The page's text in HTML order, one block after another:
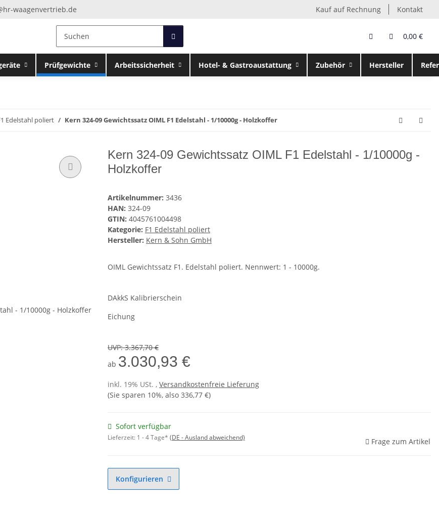
Kauf auf Rechnung Kontakt
waagenvertrieb.de
0,00 €
Prüfgewichte Arbeitssicherheit Hotel- & Gastroaustattung Zubehör Hersteller
Edelstahl poliert Kern 324-09 Gewichtssatz OIML F1 Edelstahl - 1/10000g - Holzkoffer
Kern 324-09 Gewichtssatz OIML F1 Edelstahl - 1/10000g -
Holzkoffer
Artikelnummer: 3436
HAN: 324-09
GTIN: 4045761004498
Kategorie: F1 Edelstahl poliert
Hersteller: Kern & Sohn GmbH
OIML Gewichtssatz F1. Edelstahl poliert. Nennwert: 1 - 10000g.
DAkkS Kalibrierschein
Eichung
UVP:3.367,70 €
ab 3.030,93 €
inkl. 19% USt. , Versandkostenfreie Lieferung
(Sie sparen 10%, also 336,77 €)
Sofort verfügbar
Lieferzeit: 1 - 4 Tage* (DE - Ausland abweichend) Frage zum Artikel
Konfigurieren